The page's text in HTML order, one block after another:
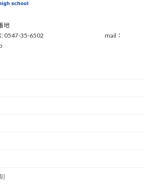
地
／FAX: 0547-35-6502 mail：